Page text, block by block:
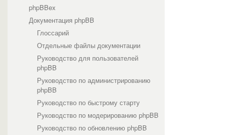
phpBBex
Документация phpBB
Глоссарий
Отдельные файлы документации
Руководство для пользователей
phpBB
Руководство по администрированию
phpBB
Руководство по быстрому старту
Руководство по модерированию phpBB
Руководство по обновлению phpBB